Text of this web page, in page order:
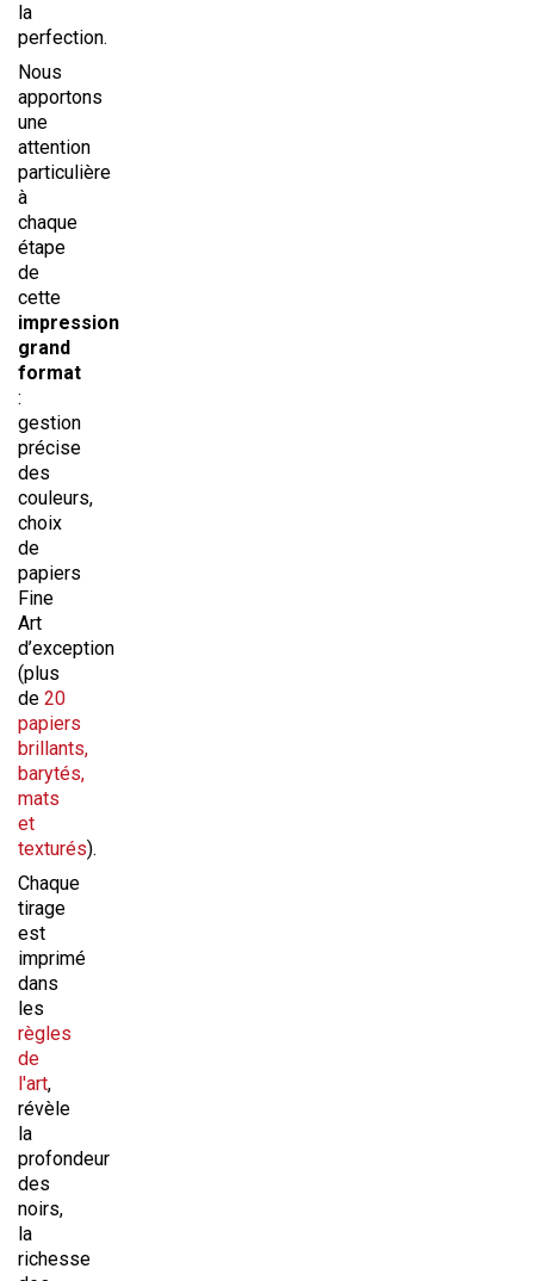
la
perfection.
Nous
apportons
une
attention
particulière
à
chaque
étape
de
cette
impression
grand
format
:
gestion
précise
des
couleurs,
choix
de
papiers
Fine
Art
d’exception
(plus
de 20
papiers
brillants,
barytés,
mats
et
texturés).
Chaque
tirage
est
imprimé
dans
les
règles
de
l'art,
révèle
la
profondeur
des
noirs,
la
richesse